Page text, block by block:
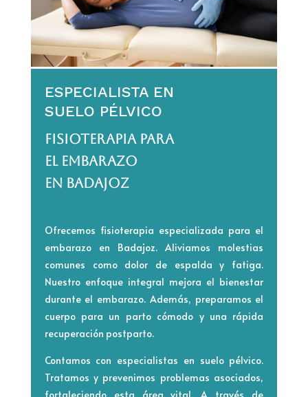
ESPECIALISTA EN
SUELO PÉLVICO
FISIOTERAPIA PARA
EL EMBARAZO
EN BADAJOZ
Ofrecemos fisioterapia especializada para el
embarazo en Badajoz. Aliviamos molestias
comunes como dolor de espalda y fatiga.
Nuestro enfoque integral mejora el bienestar
durante el embarazo. Además, preparamos el
cuerpo para un parto cómodo y una rápida
recuperación postparto.
Contamos con especialistas en suelo pélvico.
Tratamos y prevenimos problemas asociados,